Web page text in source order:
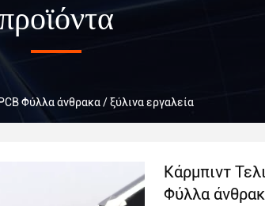
Φύλλα άνθρακα / ξύλινα εργαλεία
Κάρμπιντ
Φύλλα